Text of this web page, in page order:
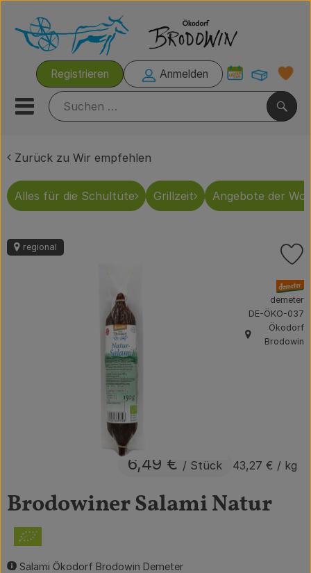
Registrieren Anmelden
Mobiles Menu öffnen oder
Rezeptkisten
Brodowiner Produkte
Obst & Gemüse
Süßes & Salziges
Der Betrieb
Brodowin besuchen
Zurück zu Wir empfehlen
Alles für die Schultüte Grillzeit Angebote der
Brodowiner Salami Natur
Salami Ökodorf Brodowin Demeter
6,49 € / Stück 43,27 € / kg
regional
, Verband:
demeter
, Kontrollstelle:
DE-ÖKO-037
, Herkunft:
Ökodorf
Brodowin